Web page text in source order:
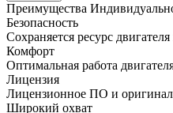
Преимущества
Безопасность
Сохраняется ресурс
Комфорт
Оптимальная работа
Лицензия
Лицензионное ПО и
Широкий охват